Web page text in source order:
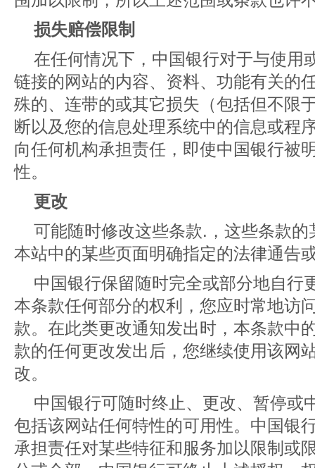
损失赔偿限制
在任何情况下，中国银行对于与使用
链接的网站的内容、资料、功能有关的
殊的、连带的或其它损失（包括但不限
断以及您的信息处理系统中的信息或程
向任何机构承担责任，即使中国银行被
性。
更改
可能随时修改这些条款.，这些条款
本站中的某些页面明确指定的法律通告
中国银行保留随时完全或部分地自行
本条款任何部分的权利，您应时常地访
款。在此类更改通知发出时，本条款中
款的任何更改发出后，您继续使用该网
改。
中国银行可随时终止、更改、暂停或
包括该网站任何特性的可用性。中国银
承担责任对某些特征和服务加以限制或